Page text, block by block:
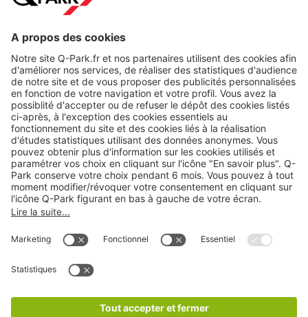
Modes de paiement en ligne
A propos
Nos produits
Nos services